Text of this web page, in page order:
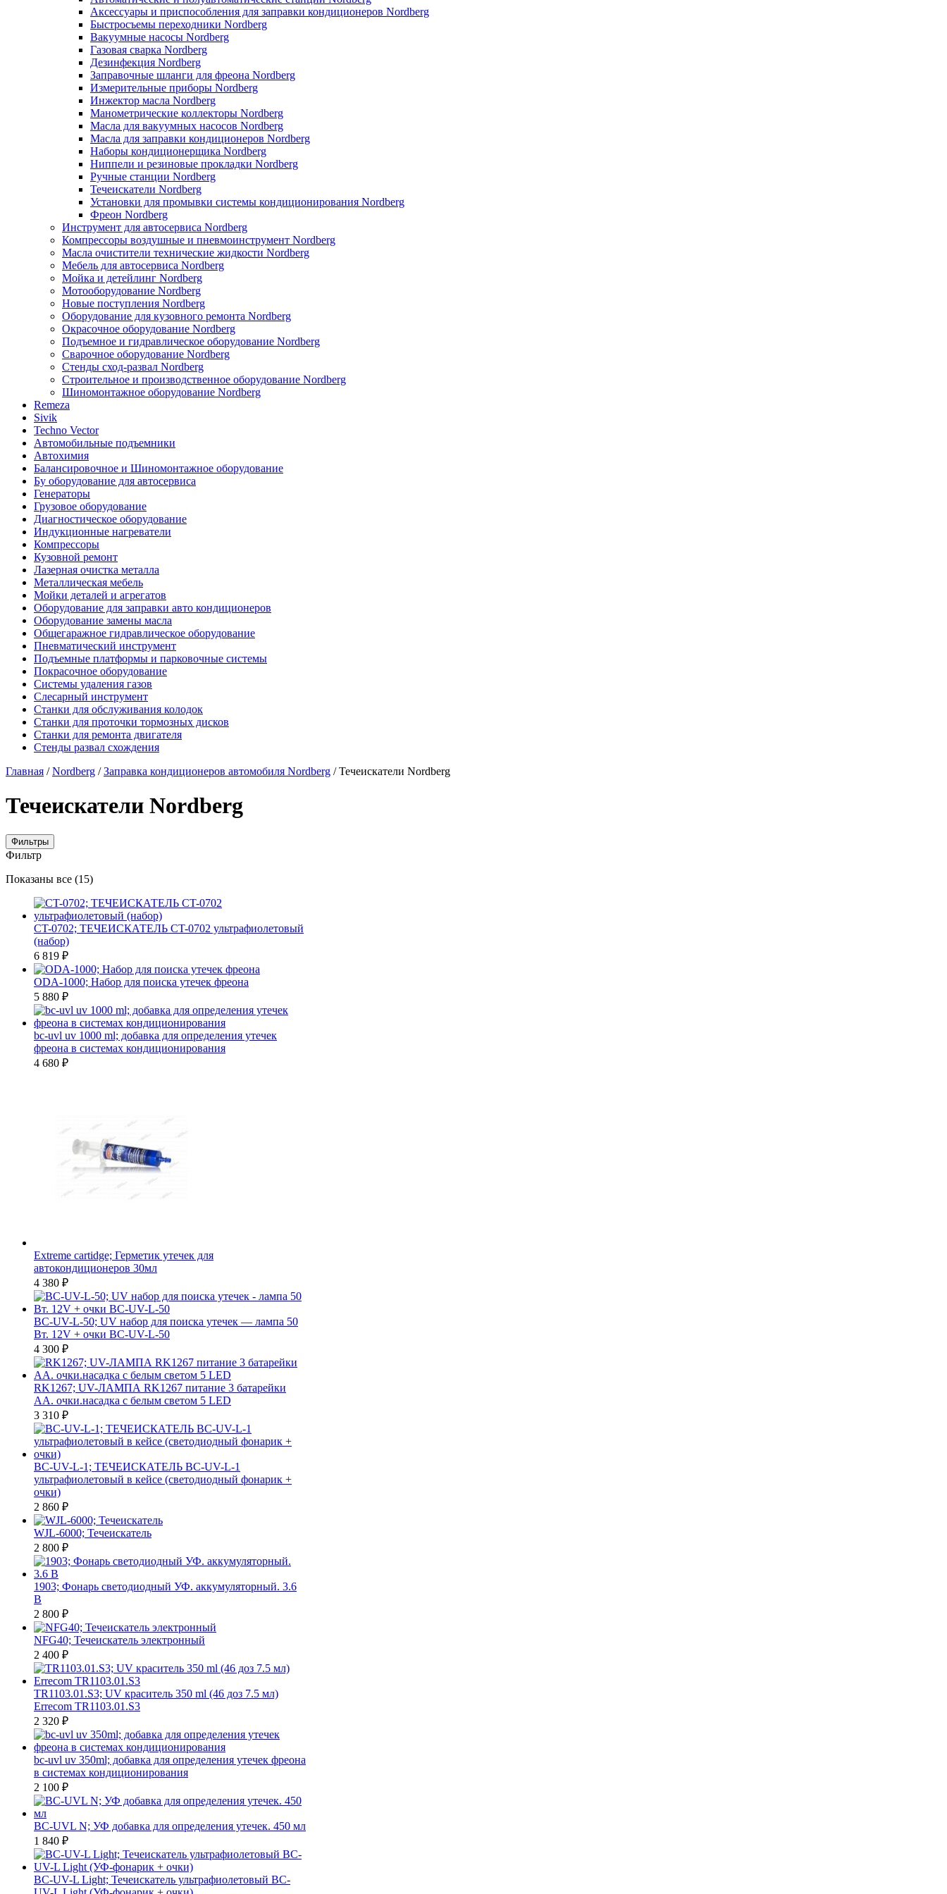
Аксессуары и приспособления для заправки кондиционеров Nordberg
Быстросъемы переходники Nordberg
Вакуумные насосы Nordberg
Газовая сварка Nordberg
Дезинфекция Nordberg
Заправочные шланги для фреона Nordberg
Измерительные приборы Nordberg
Инжектор масла Nordberg
Манометрические коллекторы Nordberg
Масла для вакуумных насосов Nordberg
Масла для заправки кондиционеров Nordberg
Наборы кондиционерщика Nordberg
Ниппели и резиновые прокладки Nordberg
Ручные станции Nordberg
Течеискатели Nordberg
Установки для промывки системы кондиционирования Nordberg
Фреон Nordberg
Инструмент для автосервиса Nordberg
Компрессоры воздушные и пневмоинструмент Nordberg
Масла очистители технические жидкости Nordberg
Мебель для автосервиса Nordberg
Мойка и детейлинг Nordberg
Мотооборудование Nordberg
Новые поступления Nordberg
Оборудование для кузовного ремонта Nordberg
Окрасочное оборудование Nordberg
Подъемное и гидравлическое оборудование Nordberg
Сварочное оборудование Nordberg
Стенды сход-развал Nordberg
Строительное и производственное оборудование Nordberg
Шиномонтажное оборудование Nordberg
Remeza
Sivik
Techno Vector
Автомобильные подъемники
Автохимия
Балансировочное и Шиномонтажное оборудование
Бу оборудование для автосервиса
Генераторы
Грузовое оборудование
Диагностическое оборудование
Индукционные нагреватели
Компрессоры
Кузовной ремонт
Лазерная очистка металла
Металлическая мебель
Мойки деталей и агрегатов
Оборудование для заправки авто кондиционеров
Оборудование замены масла
Общегаражное гидравлическое оборудование
Пневматический инструмент
Подъемные платформы и парковочные системы
Покрасочное оборудование
Системы удаления газов
Слесарный инструмент
Станки для обслуживания колодок
Станки для проточки тормозных дисков
Станки для ремонта двигателя
Стенды развал схождения
Главная /Nordberg /Заправка кондиционеров автомобиля Nordberg / Течеискатели Nordberg
Течеискатели Nordberg
Фильтры
Фильтр
Показаны все (15)Цены:
убыванию
CT-0702; ТЕЧЕИСКАТЕЛЬ CT-0702 ультрафиолетовый
(набор)
6 819 ₽
ODA-1000; Набор для поиска утечек фреона
5 880 ₽
bc-uvl uv 1000 ml; добавка для определения утечек
фреона в системах кондиционирования
4 680 ₽
Extreme cartidge; Герметик утечек для
автокондиционеров 30мл
4 380 ₽
BC-UV-L-50; UV набор для поиска утечек — лампа 50
Вт. 12V + очки BC-UV-L-50
4 300 ₽
RK1267; UV-ЛАМПА RK1267 питание 3 батарейки
АА. очки.насадка с белым светом 5 LED
3 310 ₽
BC-UV-L-1; ТЕЧЕИСКАТЕЛЬ BC-UV-L-1
ультрафиолетовый в кейсе (светодиодный фонарик +
очки)
2 860 ₽
WJL-6000; Течеискатель
2 800 ₽
1903; Фонарь светодиодный УФ. аккумуляторный. 3.6
В
2 800 ₽
NFG40; Течеискатель электронный
2 400 ₽
TR1103.01.S3; UV краситель 350 ml (46 доз 7.5 мл)
Errecom TR1103.01.S3
2 320 ₽
bc-uvl uv 350ml; добавка для определения утечек фреона
в системах кондиционирования
2 100 ₽
BC-UVL N; УФ добавка для определения утечек. 450 мл
1 840 ₽
BC-UV-L Light; Течеискатель ультрафиолетовый BC-